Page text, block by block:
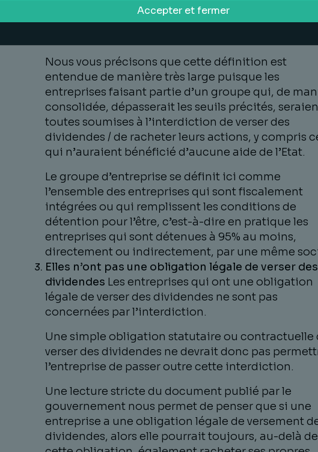
celles qui emploient, lors du dernier exercice clos,
moins 5 000 salariés ou ont un chiffre d'affaires
Nous vous précisons que cette définition est
entendue de manière très large puisque les
entreprises faisant partie d’un groupe qui, de
consolidée, dépasserait les seuils précités,
toutes soumises à l’interdiction de verser des
dividendes / de racheter leurs actions, y compris
qui n’auraient bénéficié d’aucune aide de l’Etat.
Le groupe d’entreprise se définit ici comme
l’ensemble des entreprises qui sont fiscalement
intégrées ou qui remplissent les conditions de
détention pour l’être, c’est-à-dire en pratique les
entreprises qui sont détenues à 95% au moins,
directement ou indirectement, par une même
Elles n’ont pas une obligation légale de verser des
dividendes Les entreprises qui ont une obligation
légale de verser des dividendes ne sont pas
concernées par l’interdiction.
Une simple obligation statutaire ou contractuelle
verser des dividendes ne devrait donc pas
l’entreprise de passer outre cette interdiction.
Une lecture stricte du document publié par le
gouvernement nous permet de penser que si une
entreprise a une obligation légale de versement
dividendes, alors elle pourrait toujours, au-delà de
Accepter et fermer